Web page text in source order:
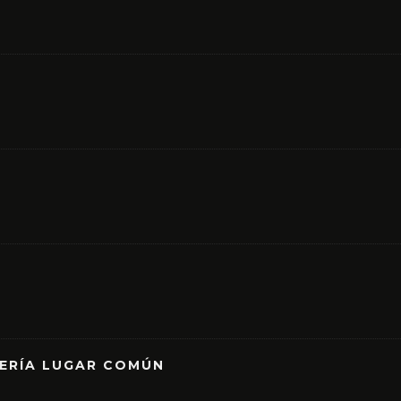
LUGAR COMÚN